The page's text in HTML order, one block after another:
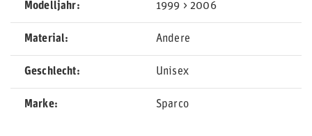
Modelljahr 1999 > 2006
Material Andere
Geschlecht Unisex
Marke Sparco